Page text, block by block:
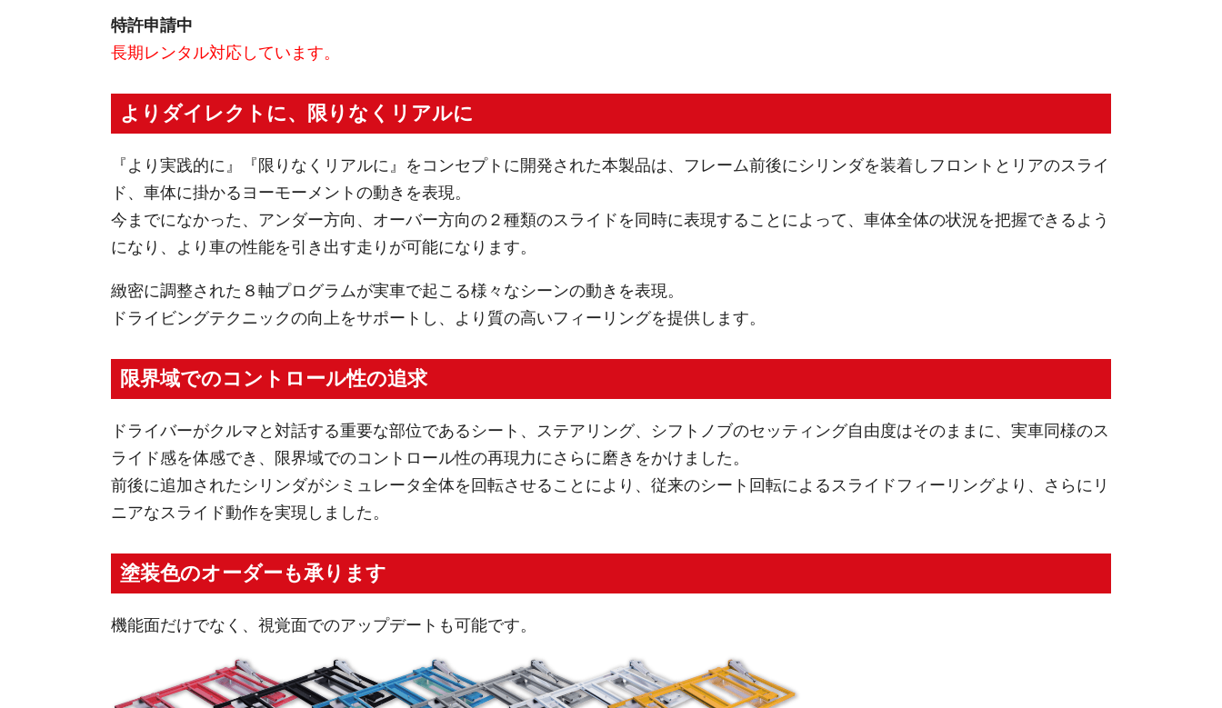
特許申請中
長期レンタル対応しています。
よりダイレクトに、限りなくリアルに
『より実践的に』『限りなくリアルに』をコンセプトに開発された本製品は、フレーム前後にシリンダを装着しフロントとリアのスライ
ド、車体に掛かるヨーモーメントの動きを表現。
今までになかった、アンダー方向、オーバー方向の２種類のスライドを同時に表現することによって、車体全体の状況を把握できるよう
になり、より車の性能を引き出す走りが可能になります。
緻密に調整された８軸プログラムが実車で起こる様々なシーンの動きを表現。
ドライビングテクニックの向上をサポートし、より質の高いフィーリングを提供します。
限界域でのコントロール性の追求
ドライバーがクルマと対話する重要な部位であるシート、ステアリング、シフトノブのセッティング自由度はそのままに、実車同様のス
ライド感を体感でき、限界域でのコントロール性の再現力にさらに磨きをかけました。
前後に追加されたシリンダがシミュレータ全体を回転させることにより、従来のシート回転によるスライドフィーリングより、さらにリ
ニアなスライド動作を実現しました。
塗装色のオーダーも承ります
機能面だけでなく、視覚面でのアップデートも可能です。